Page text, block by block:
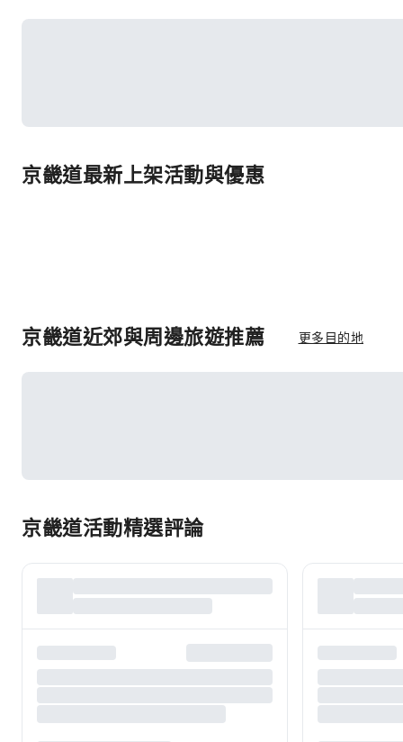
京畿道最新上架活動與優惠
京畿道近郊與周邊旅遊推薦 更多目的地
京畿道活動精選評論